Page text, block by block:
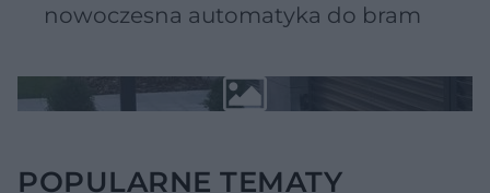
nowoczesna automatyka do bram
POPULARNE TEMATY